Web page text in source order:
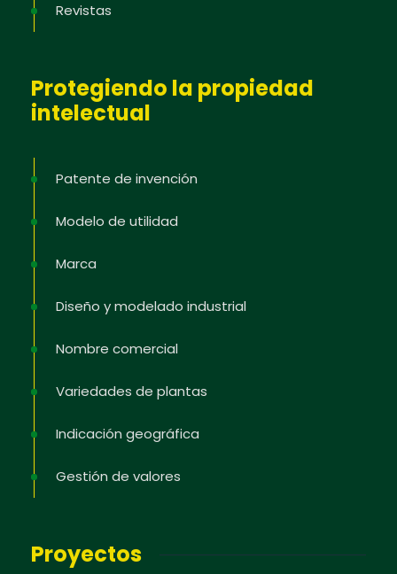
Revistas
Protegiendo la propiedad
intelectual
Patente de invención
Modelo de utilidad
Marca
Diseño y modelado industrial
Nombre comercial
Variedades de plantas
Indicación geográfica
Gestión de valores
Proyectos